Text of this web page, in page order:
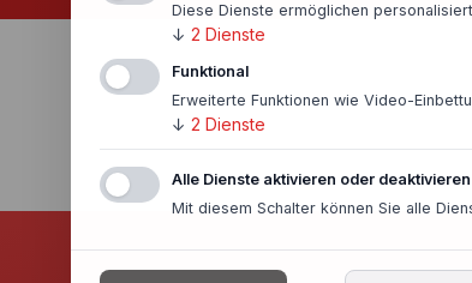
Diese Dienste ermöglichen
↓ 2 Dienste
Funktional
Erweiterte Funktionen wie Video-
↓ 2 Dienste
Alle Dienste aktivieren oder deaktivieren
Mit diesem Schalter können Sie alle